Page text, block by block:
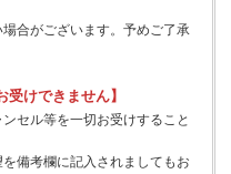
合がございます。予めご了承
受けできません】
セル等を一切お受けすること
備考欄に記入されましてもお